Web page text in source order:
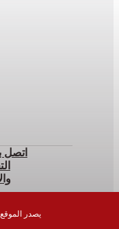
اتصل
يصدر الموقع